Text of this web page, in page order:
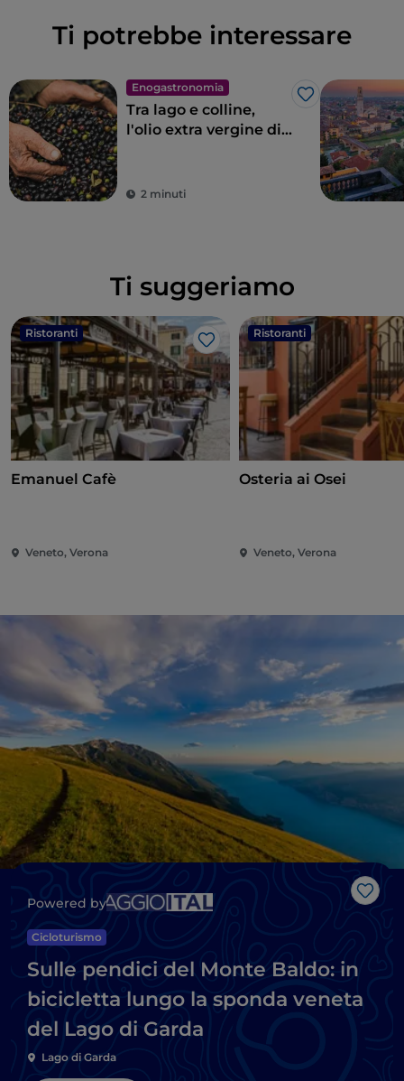
Ti potrebbe interessare
Enogastronomia
Like
Tra lago e colline,
l'olio extra vergine di
2 minuti
Ti suggeriamo
Ristoranti
Like
Emanuel Cafè
Veneto, Verona
Ristoranti
Osteria ai Osei
Veneto, Verona
Like
Powered by
Cicloturismo
Sulle pendici del Monte Baldo: in
bicicletta lungo la sponda veneta
del Lago di Garda
Lago di Garda